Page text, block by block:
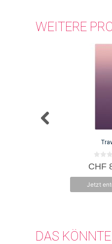
unterstützen. Dafür
Organisationen, die sich
WEITERE
0
v
5
CHF
Jetzt
DAS